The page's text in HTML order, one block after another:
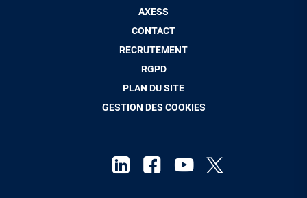
AXESS
CONTACT
RECRUTEMENT
RGPD
PLAN DU SITE
GESTION DES COOKIES